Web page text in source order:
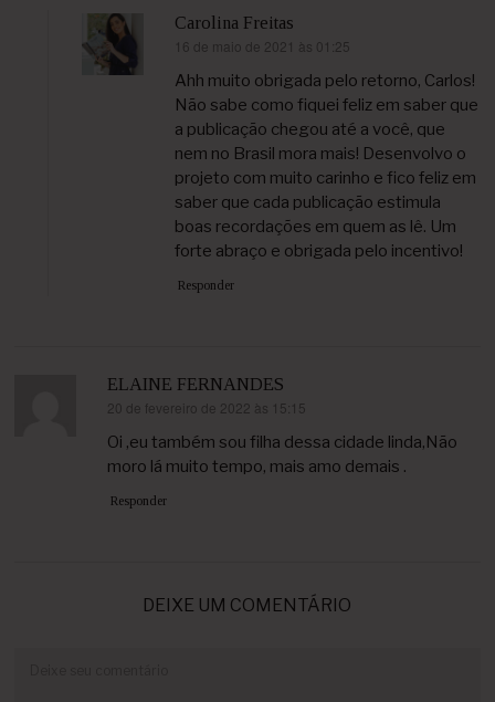
Carolina Freitas
disse:
16 de maio de 2021 às 01:25
Ahh muito obrigada pelo retorno, Carlos!
Não sabe como fiquei feliz em saber que
a publicação chegou até a você, que
nem no Brasil mora mais! Desenvolvo o
projeto com muito carinho e fico feliz em
saber que cada publicação estimula
boas recordações em quem as lê. Um
forte abraço e obrigada pelo incentivo!
Responder
ELAINE FERNANDES
disse:
20 de fevereiro de 2022 às 15:15
Oi ,eu também sou filha dessa cidade linda,Não
moro lá muito tempo, mais amo demais .
Responder
DEIXE UM COMENTÁRIO